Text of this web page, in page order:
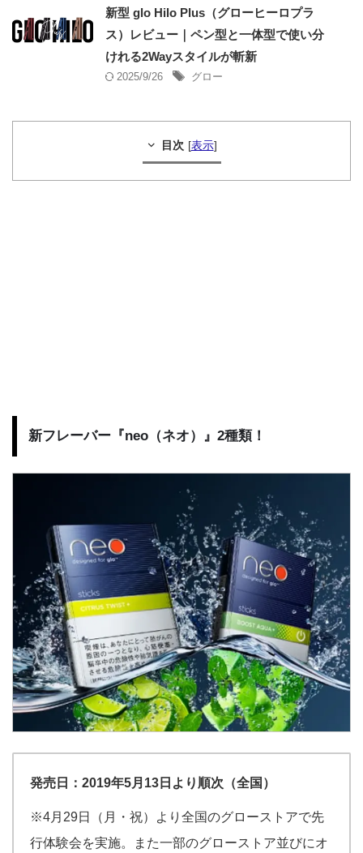
新型 glo Hilo Plus（グローヒーロプラ
ス）レビュー｜ペン型と一体型で使い分
けれる2Wayスタイルが斬新
2025/9/26 グロー
目次 [表示]
新フレーバー『neo（ネオ）』2種類！
発売日：2019年5月13日より順次（全国）
※4月29日（月・祝）より全国のグローストアで先
行体験会を実施。また一部のグローストア並びにオ